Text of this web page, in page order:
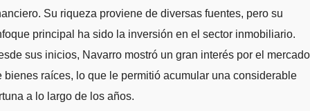
Su riqueza proviene de diversas fuentes, pero su
principal ha sido la inversión en el sector inmobiliario.
sus inicios, Navarro mostró un gran interés por el mercado
bienes raíces, lo que le permitió acumular una considerable
a lo largo de los años.